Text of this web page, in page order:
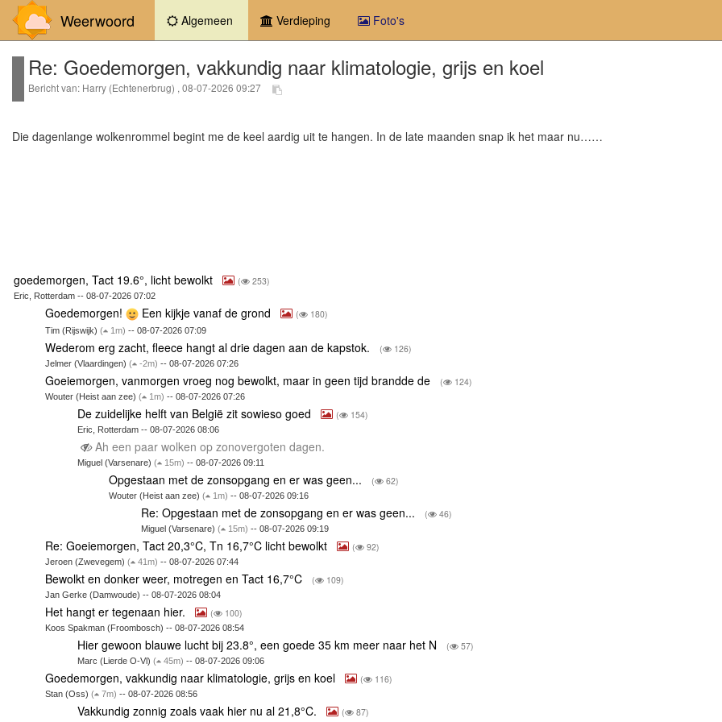
Weerwoord Algemeen (current)Verdieping Foto's
Re: Goedemorgen, vakkundig naar klimatologie, grijs en koel
Bericht van: Harry (Echtenerbrug) , 08-07-2026 09:27
Die dagenlange wolkenrommel begint me de keel aardig uit te hangen. In de late maanden snap ik het maar nu……
goedemorgen, Tact 19.6°, licht bewolkt ( 253)
Eric, Rotterdam -- 08-07-2026 07:02
Goedemorgen! Een kijkje vanaf de grond ( 180)
Tim (Rijswijk)( 1m) -- 08-07-2026 07:09
Wederom erg zacht, fleece hangt al drie dagen aan de kapstok. ( 126)
Jelmer (Vlaardingen)( -2m) -- 08-07-2026 07:26
Goeiemorgen, vanmorgen vroeg nog bewolkt, maar in geen tijd brandde de ( 124)
Wouter (Heist aan zee)( 1m) -- 08-07-2026 07:26
De zuidelijke helft van België zit sowieso goed ( 154)
Eric, Rotterdam -- 08-07-2026 08:06
Ah een paar wolken op zonovergoten dagen.
Miguel (Varsenare) ( 15m) -- 08-07-2026 09:11
Opgestaan met de zonsopgang en er was geen... ( 62)
Wouter (Heist aan zee)( 1m) -- 08-07-2026 09:16
Re: Opgestaan met de zonsopgang en er was geen... ( 46)
Miguel (Varsenare) ( 15m) -- 08-07-2026 09:19
Re: Goeiemorgen, Tact 20,3°C, Tn 16,7°C licht bewolkt ( 92)
Jeroen (Zwevegem)( 41m) -- 08-07-2026 07:44
Bewolkt en donker weer, motregen en Tact 16,7°C ( 109)
Jan Gerke (Damwoude) -- 08-07-2026 08:04
Het hangt er tegenaan hier. ( 100)
Koos Spakman (Froombosch) -- 08-07-2026 08:54
Hier gewoon blauwe lucht bij 23.8°, een goede 35 km meer naar het N ( 57)
Marc (Lierde O-Vl) ( 45m) -- 08-07-2026 09:06
Goedemorgen, vakkundig naar klimatologie, grijs en koel ( 116)
Stan (Oss)( 7m) -- 08-07-2026 08:56
Vakkundig zonnig zoals vaak hier nu al 21,8°C. ( 87)